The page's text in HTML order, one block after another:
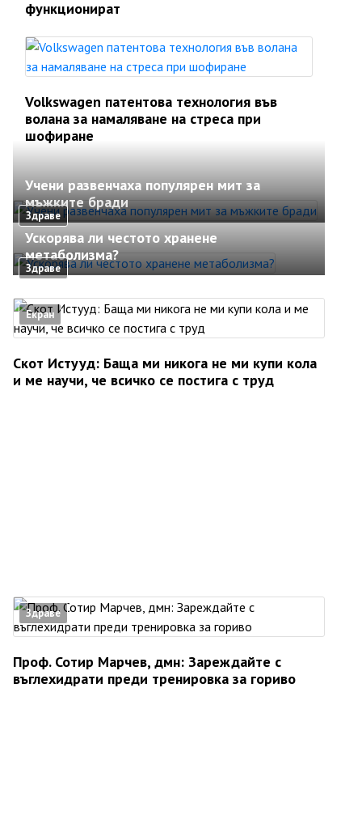
функционират
Volkswagen патентова технология във
волана за намаляване на стреса при
шофиране
Здраве
Учени развенчаха популярен мит за
мъжките бради
Здраве
Ускорява ли честото хранене
метаболизма?
Екран
Скот Истууд: Баща ми никога не ми купи кола
и ме научи, че всичко се постига с труд
Здраве
Проф. Сотир Марчев, дмн: Зареждайте с
въглехидрати преди тренировка за гориво